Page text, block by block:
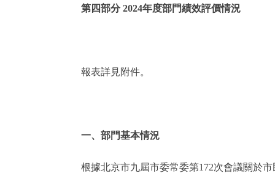
第四部分 2024年度部門績效評價情況
報表詳見附件。
一、部門基本情況
根據北京市九屆市委常委第172次會議關於